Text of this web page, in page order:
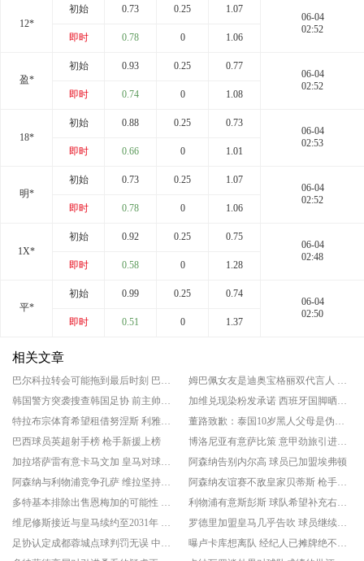
12*
初始 0.73 0.25 1.07
06-04
02:52
即时 0.78 0 1.06
盈*
初始 0.93 0.25 0.77
06-04
02:52
即时 0.74 0 1.08
18*
初始 0.88 0.25 0.73
06-04
02:53
即时 0.66 0 1.01
明*
初始 0.73 0.25 1.07
06-04
02:52
即时 0.78 0 1.06
1X*
初始 0.92 0.25 0.75
06-04
02:48
即时 0.58 0 1.28
平*
初始 0.99 0.25 0.74
06-04
02:50
即时 0.51 0 1.37
相关文章
巴尔科拉转会可能拖到最后时刻 巴黎圣日耳曼坚持高价立场
姆巴佩女友是迪奥宝格丽双代言人 法国球星正式公开恋情
韩国警方突袭搜查韩国足协 前主帅洪明甫此前遭传唤
加维兑现染粉发承诺 西班牙国脚晒出新造型
特拉布宗体育希望租借努涅斯 利雅得新月愿意让球员离开
董路致歉：泰国10岁黑人父母是伪造的 其年龄也造假
巴西球员英超射手榜 枪手新援上榜
博洛尼亚有意萨比策 意甲劲旅引进球员难度较大
加拉塔萨雷有意卡马文加 皇马对球员离开持开放态度
阿森纳告别内尔高 球员已加盟埃弗顿
阿森纳与利物浦竞争孔萨 维拉坚持高价
阿森纳友谊赛不敌皇家贝蒂斯 枪手遭遇季前赛首败
多特基本排除出售恩梅加的可能性 大黄蜂希望留住主力
利物浦有意斯彭斯 球队希望补充右后卫位置
维尼修斯接近与皇马续约至2031年 球员获得涨薪
罗德里加盟皇马几乎告吹 球员继续寻找其他机会
足协认定成都蓉城点球判罚无误 中超争冠走势未受扰动
曝卢卡库想离队 经纪人已摊牌绝不接受替补定位